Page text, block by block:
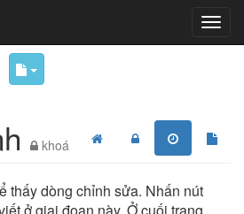
khoá
thấy dòng chỉnh sửa. Nhấn nút